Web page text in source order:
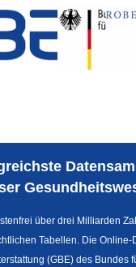
über drei Milliarden
Tabellen. Die Online-
(GBE) des Bundes